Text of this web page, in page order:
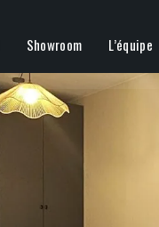
Showroom L’équipe